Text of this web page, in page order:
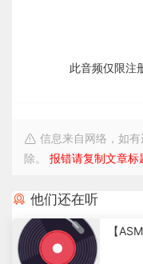
此音频仅限注
信息来自网络，如
除。 报错请复制文章标
他们还在听
【